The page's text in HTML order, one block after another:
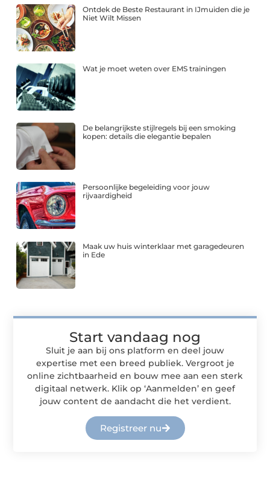
Ontdek de Beste Restaurant in IJmuiden die je
Niet Wilt Missen
Wat je moet weten over EMS trainingen
De belangrijkste stijlregels bij een smoking
kopen: details die elegantie bepalen
Persoonlijke begeleiding voor jouw
rijvaardigheid
Maak uw huis winterklaar met garagedeuren
in Ede
Start vandaag nog
Sluit je aan bij ons platform en deel jouw
expertise met een breed publiek. Vergroot je
online zichtbaarheid en bouw mee aan een sterk
digitaal netwerk. Klik op ‘Aanmelden’ en geef
jouw content de aandacht die het verdient.
Registreer nu